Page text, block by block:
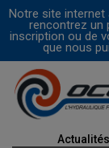
Notre site internet
rencontrez un
inscription ou de
que nous
Actualités